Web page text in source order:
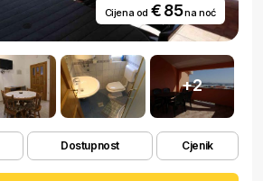
Cijena od € 85na noć
+2
Dostupnost Cjenik